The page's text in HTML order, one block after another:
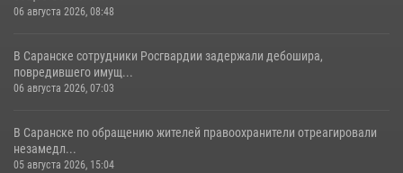
06 августа 2026, 08:48
В Саранске сотрудники Росгвардии задержали дебошира,
повредившего имущ...
06 августа 2026, 07:03
В Саранске по обращению жителей правоохранители отреагировали
незамедл...
05 августа 2026, 15:04